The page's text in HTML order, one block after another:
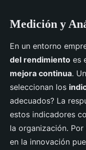
Medición y
En un entorno
del rendimiento es
mejora continua.
seleccionan los
adecuados? La
estos indicadores
la organización.
en la innovación